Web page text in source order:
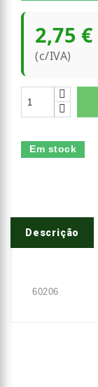
2,75 €
(c/IVA)
Em stock
Descrição
60206